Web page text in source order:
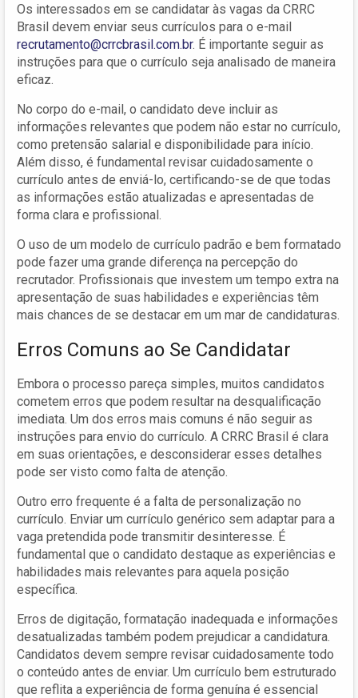
Os interessados em se candidatar às vagas da CRRC
Brasil devem enviar seus currículos para o e-mail
recrutamento@crrcbrasil.com.br. É importante seguir as
instruções para que o currículo seja analisado de maneira
eficaz.
No corpo do e-mail, o candidato deve incluir as
informações relevantes que podem não estar no currículo,
como pretensão salarial e disponibilidade para início.
Além disso, é fundamental revisar cuidadosamente o
currículo antes de enviá-lo, certificando-se de que todas
as informações estão atualizadas e apresentadas de
forma clara e profissional.
O uso de um modelo de currículo padrão e bem formatado
pode fazer uma grande diferença na percepção do
recrutador. Profissionais que investem um tempo extra na
apresentação de suas habilidades e experiências têm
mais chances de se destacar em um mar de candidaturas.
Erros Comuns ao Se Candidatar
Embora o processo pareça simples, muitos candidatos
cometem erros que podem resultar na desqualificação
imediata. Um dos erros mais comuns é não seguir as
instruções para envio do currículo. A CRRC Brasil é clara
em suas orientações, e desconsiderar esses detalhes
pode ser visto como falta de atenção.
Outro erro frequente é a falta de personalização no
currículo. Enviar um currículo genérico sem adaptar para a
vaga pretendida pode transmitir desinteresse. É
fundamental que o candidato destaque as experiências e
habilidades mais relevantes para aquela posição
específica.
Erros de digitação, formatação inadequada e informações
desatualizadas também podem prejudicar a candidatura.
Candidatos devem sempre revisar cuidadosamente todo
o conteúdo antes de enviar. Um currículo bem estruturado
que reflita a experiência de forma genuína é essencial